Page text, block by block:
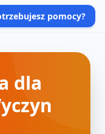
pomocy?
dla